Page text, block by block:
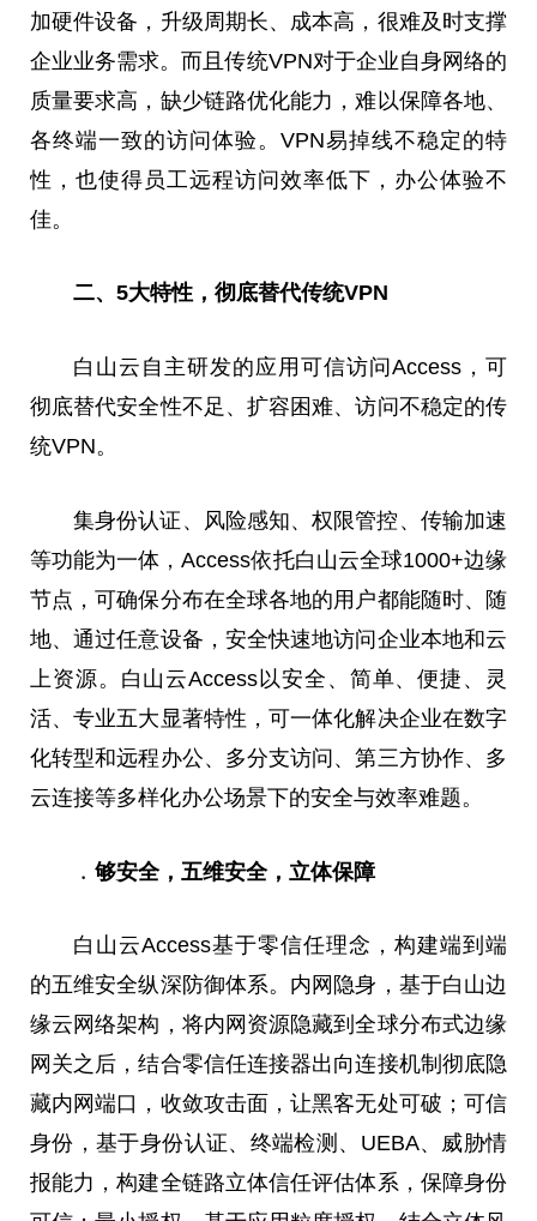
加硬件设备，升级周期长、成本高，很难及时支撑
企业业务需求。而且传统VPN对于企业自身网络的
质量要求高，缺少链路优化能力，难以保障各地、
各终端一致的访问体验。VPN易掉线不稳定的特
性，也使得员工远程访问效率低下，办公体验不
佳。
二、5大特性，彻底替代传统VPN
白山云自主研发的应用可信访问Access，可
彻底替代安全性不足、扩容困难、访问不稳定的传
统VPN。
集身份认证、风险感知、权限管控、传输加速
等功能为一体，Access依托白山云全球1000+边缘
节点，可确保分布在全球各地的用户都能随时、随
地、通过任意设备，安全快速地访问企业本地和云
上资源。白山云Access以安全、简单、便捷、灵
活、专业五大显著特性，可一体化解决企业在数字
化转型和远程办公、多分支访问、第三方协作、多
云连接等多样化办公场景下的安全与效率难题。
﹒够安全，五维安全，立体保障
白山云Access基于零信任理念，构建端到端
的五维安全纵深防御体系。内网隐身，基于白山边
缘云网络架构，将内网资源隐藏到全球分布式边缘
网关之后，结合零信任连接器出向连接机制彻底隐
藏内网端口，收敛攻击面，让黑客无处可破；可信
身份，基于身份认证、终端检测、UEBA、威胁情
报能力，构建全链路立体信任评估体系，保障身份